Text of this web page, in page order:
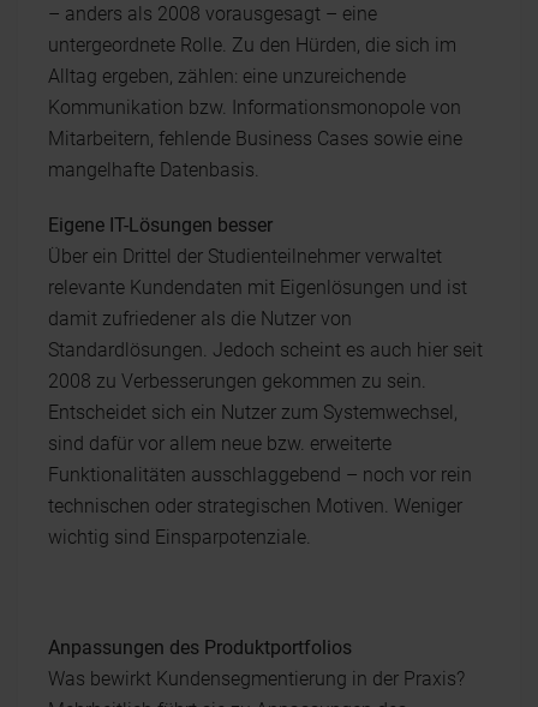
– anders als 2008 vorausgesagt – eine
untergeordnete Rolle. Zu den Hürden, die sich im
Alltag ergeben, zählen: eine unzureichende
Kommunikation bzw. Informationsmonopole von
Mitarbeitern, fehlende Business Cases sowie eine
mangelhafte Datenbasis.
Eigene IT-Lösungen besser
Über ein Drittel der Studienteilnehmer verwaltet
relevante Kundendaten mit Eigenlösungen und ist
damit zufriedener als die Nutzer von
Standardlösungen. Jedoch scheint es auch hier seit
2008 zu Verbesserungen gekommen zu sein.
Entscheidet sich ein Nutzer zum Systemwechsel,
sind dafür vor allem neue bzw. erweiterte
Funktionalitäten ausschlaggebend – noch vor rein
technischen oder strategischen Motiven. Weniger
wichtig sind Einsparpotenziale.
Anpassungen des Produktportfolios
Was bewirkt Kundensegmentierung in der Praxis?